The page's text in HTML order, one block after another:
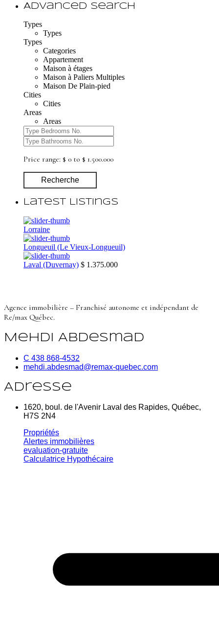
Advanced Search
Types
Types
Types
Categories
Appartement
Maison à étages
Maison à Paliers Multiples
Maison De Plain-pied
Cities
Cities
Areas
Areas
Price range: $ 0 to $ 1.500.000
Recherche
Latest Listings
Lorraine
Longueuil (Le Vieux-Longueuil)
Laval (Duvernay) $ 1.375.000
Agence immobilière – Franchisé autonome et indépendant de
Re/max Québec.
Mehdi Abdesmad
C 438 868-4532
mehdi.abdesmad@remax-quebec.com
Adresse
1620, boul. de l'Avenir Laval des Rapides, Québec,
H7S 2N4
Propriétés
Alertes immobilières
evaluation-gratuite
Calculatrice Hypothécaire